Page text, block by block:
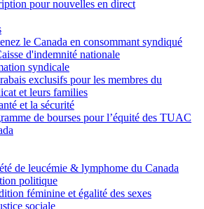
pour nouvelles en direct
le Canada en consommant syndiqué
d'indemnité nationale
syndicale
exclusifs pour les membres du
et leurs families
et la sécurité
de bourses pour l’équité des TUAC
de leucémie & lymphome du Canada
politique
féminine et égalité des sexes
sociale